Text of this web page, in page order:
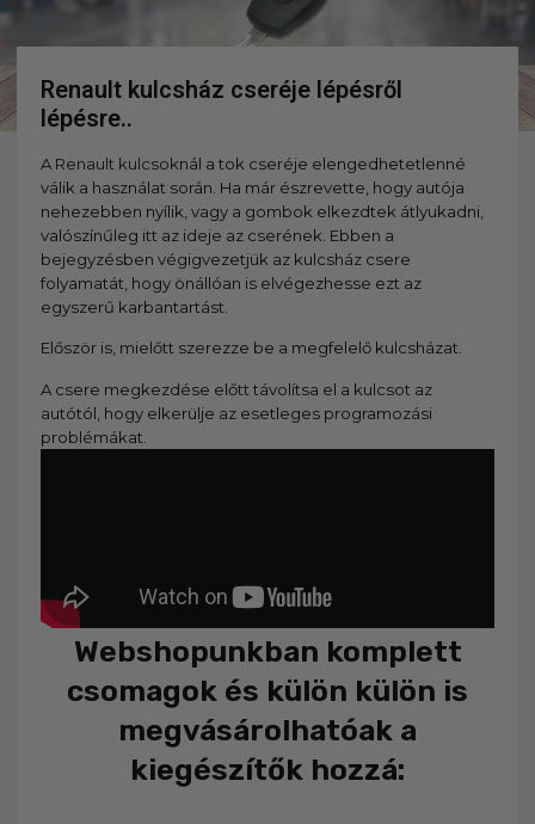
Renault kulcsház cseréje lépésről
lépésre..
A Renault kulcsoknál a tok cseréje elengedhetetlenné
válik a használat során. Ha már észrevette, hogy autója
nehezebben nyílik, vagy a gombok elkezdtek átlyukadni,
valószínűleg itt az ideje az cserének. Ebben a
bejegyzésben végigvezetjük az kulcsház csere
folyamatát, hogy önállóan is elvégezhesse ezt az
egyszerű karbantartást.
Először is, mielőtt szerezze be a megfelelő kulcsházat.
A csere megkezdése előtt távolítsa el a kulcsot az
autótól, hogy elkerülje az esetleges programozási
problémákat.
Webshopunkban komplett
csomagok és külön külön is
megvásárolhatóak a
kiegészítők hozzá: